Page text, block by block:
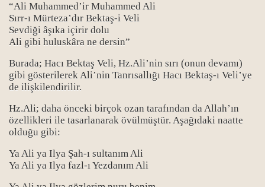
“Ali Muhammed’ir Muhammed Ali
Sırr-ı Mürteza’dır Bektaş-i Veli
Sevdiği âşıka içirir dolu
Ali gibi huluskâra ne dersin”
Burada; Hacı Bektaş Veli, Hz.Ali’nin sırı (onun devamı)
gibi gösterilerek Ali’nin Tanrısallığı Hacı Bektaş-ı Veli’ye
de ilişkilendirilir.
Hz.Ali; daha önceki birçok ozan tarafından da Allah’ın
özellikleri ile tasarlanarak övülmüştür. Aşağıdaki naatte
olduğu gibi:
Ya Ali ya Ilya Şah-ı sultanım Ali
Ya Ali ya Ilya fazl-ı Yezdanım Ali